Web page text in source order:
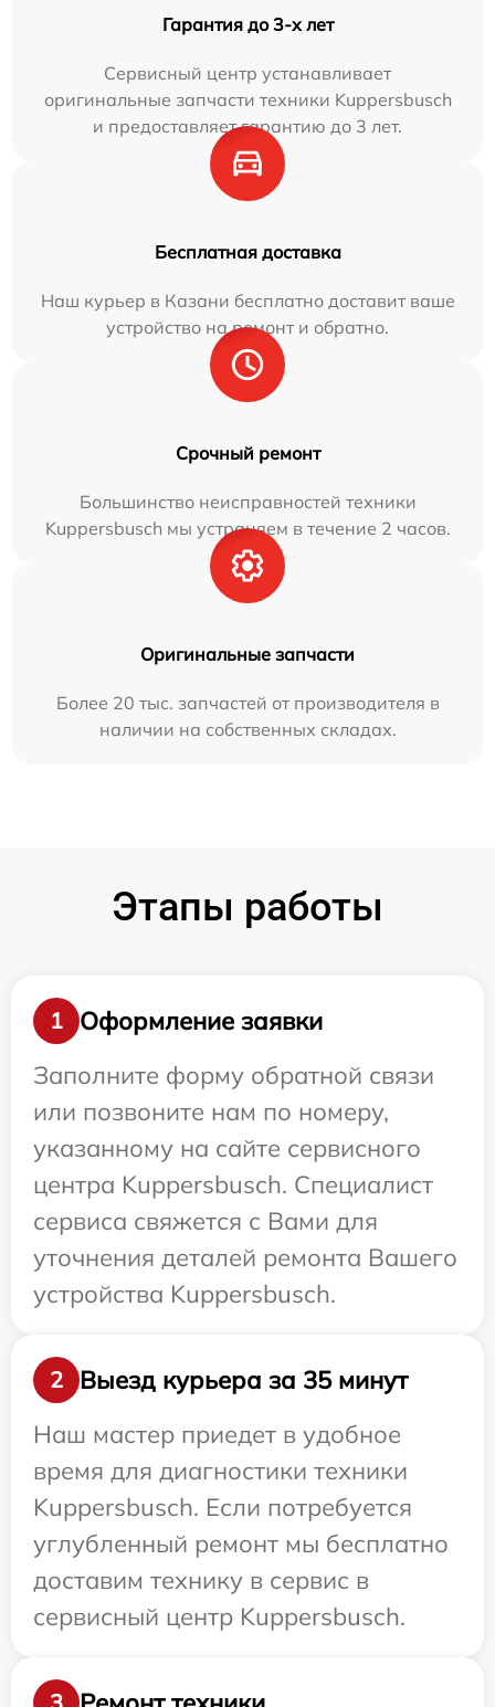
Гарантия до 3-х лет
Сервисный центр устанавливает
оригинальные запчасти техники Kuppersbusch
и предоставляет гарантию до 3 лет.
Бесплатная доставка
Наш курьер в Казани бесплатно доставит ваше
устройство на ремонт и обратно.
Срочный ремонт
Большинство неисправностей техники
Kuppersbusch мы устраняем в течение 2 часов.
Оригинальные запчасти
Более 20 тыс. запчастей от производителя в
наличии на собственных складах.
Этапы работы
1
Оформление заявки
Заполните форму обратной связи
или позвоните нам по номеру,
указанному на сайте сервисного
центра Kuppersbusch. Специалист
сервиса свяжется с Вами для
уточнения деталей ремонта Вашего
устройства Kuppersbusch.
2
Выезд курьера за 35 минут
Наш мастер приедет в удобное
время для диагностики техники
Kuppersbusch. Если потребуется
углубленный ремонт мы бесплатно
доставим технику в сервис в
сервисный центр Kuppersbusch.